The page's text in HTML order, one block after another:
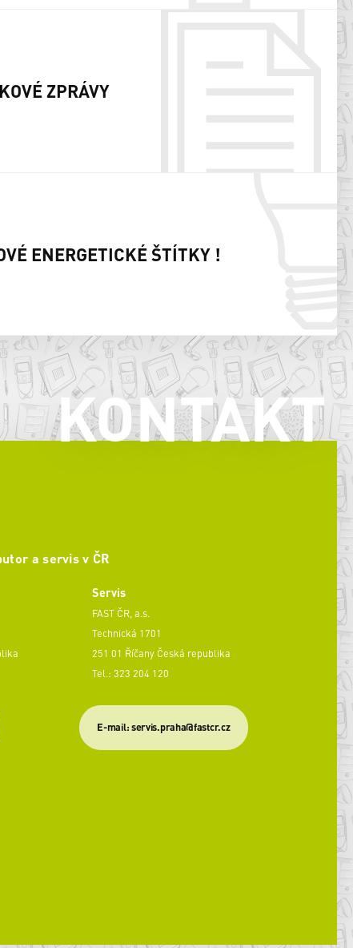
ZPRÁVY
ENERGETICKÉ ŠTÍTKY !
KONTAKT
a servis v ČR
Servis
FAST ČR, a.s.
Technická 1701
251 01 Říčany Česká republika
Tel.: 323 204 120
​E-mail: servis.praha@fastcr.cz